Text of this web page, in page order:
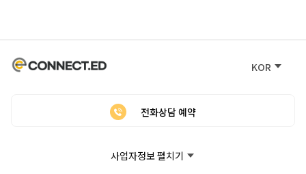
KOR
전화상담 예약
사업자정보 펼치기